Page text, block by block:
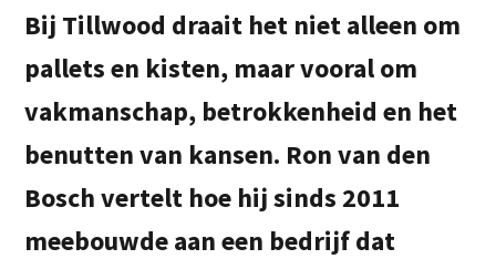
Bij Tillwood draait het niet alleen om
pallets en kisten, maar vooral om
vakmanschap, betrokkenheid en het
benutten van kansen. Ron van den
Bosch vertelt hoe hij sinds 2011
meebouwde aan een bedrijf dat